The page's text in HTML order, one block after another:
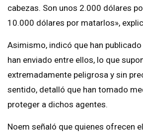
cabezas. Son unos 2.000 dólares
10.000 dólares por matarlos»,
Asimismo, indicó que han
han enviado entre ellos, lo que
extremadamente peligrosa y sin
sentido, detalló que han tomado
proteger a dichos agentes.
Noem señaló que quienes ofrecen